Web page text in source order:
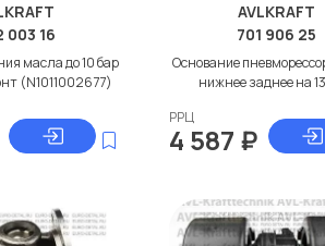
003 16
масла до 10 бар
(N1011002677)
AVLKRAFT
701 906 25
Основание
нижнее заднее на
РРЦ
4 587 ₽